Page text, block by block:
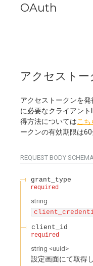
OAuth
アクセスト
アクセストークンを
に必要なクライアン
得方法についてはこち
ークンの有効期限は60
REQUEST BODY
grant_type
required
string
client_id
required
string <uuid >
設定画面にて取得